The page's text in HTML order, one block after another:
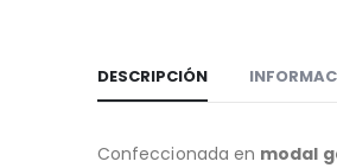
DESCRIPCIÓN
Confeccionada en modal